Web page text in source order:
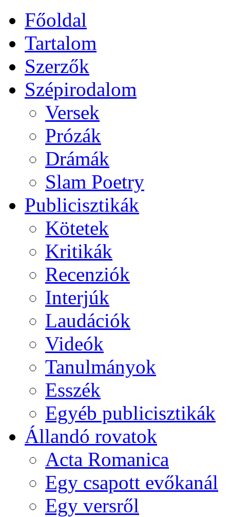
Főoldal
Tartalom
Szerzők
Szépirodalom
Versek
Prózák
Drámák
Slam Poetry
Publicisztikák
Kötetek
Kritikák
Recenziók
Interjúk
Laudációk
Videók
Tanulmányok
Esszék
Egyéb publicisztikák
Állandó rovatok
Acta Romanica
Egy csapott evőkanál
Egy versről